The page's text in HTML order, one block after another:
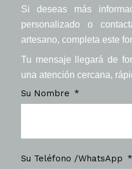
Si deseas más
personalizado o
artesano, completa este
Tu mensaje llegará de
una atención cercana,
Su Nombre
Su Teléfono /WhatsApp